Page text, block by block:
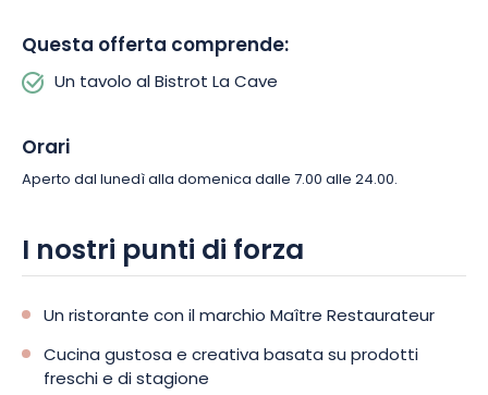
Questa offerta comprende:
Un tavolo al Bistrot La Cave
Orari
Aperto dal lunedì alla domenica dalle 7.00 alle 24.00.
I nostri punti di forza
Un ristorante con il marchio Maître Restaurateur
Cucina gustosa e creativa basata su prodotti
freschi e di stagione